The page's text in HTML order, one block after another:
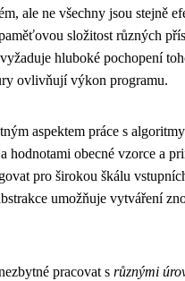
ale ne všechny jsou stejně
složitost různých
hluboké pochopení
ovlivňují výkon programu.
aspektem práce s
hodnotami obecné vzorce a
pro širokou škálu
umožňuje vytváření
pracovat s různými